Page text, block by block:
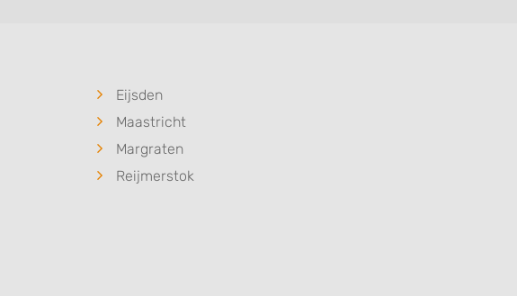
Eijsden
Maastricht
Margraten
Reijmerstok